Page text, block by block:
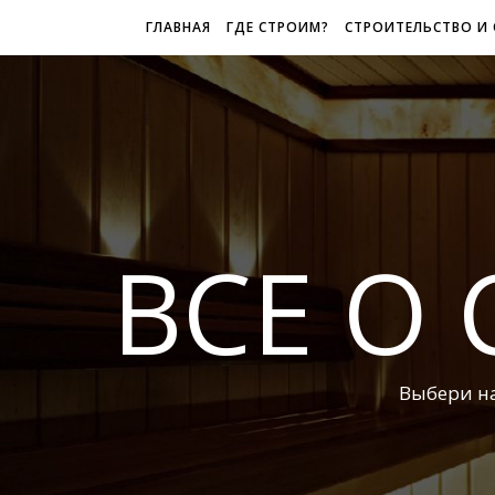
ГЛАВНАЯ ГДЕ СТРОИМ? СТРОИТЕЛЬСТВО И
ВСЕ О
Выбери